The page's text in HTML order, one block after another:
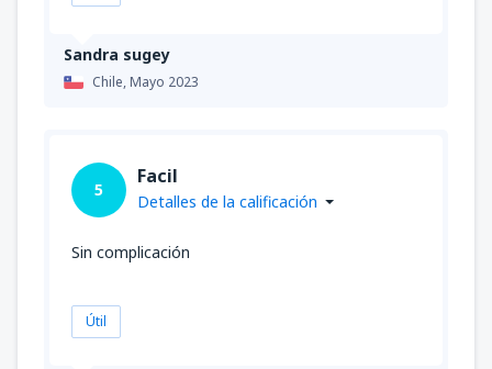
Sandra sugey
Chile,Mayo 2023
5
Facil
Detalles de la calificación
Sin complicación
Útil